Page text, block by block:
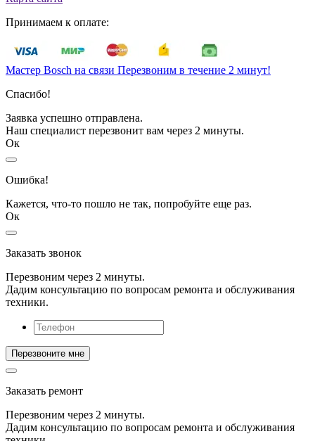
Принимаем к оплате:
Мастер Bosch на связи Перезвоним в течение 2 минут!
Спасибо!
Заявка успешно отправлена.
Наш специалист перезвонит вам через 2 минуты.
Ок
Ошибка!
Кажется, что-то пошло не так, попробуйте еще раз.
Ок
Заказать звонок
Перезвоним через 2 минуты.
Дадим консультацию по вопросам ремонта и обслуживания
техники.
Заказать ремонт
Перезвоним через 2 минуты.
Дадим консультацию по вопросам ремонта и обслуживания